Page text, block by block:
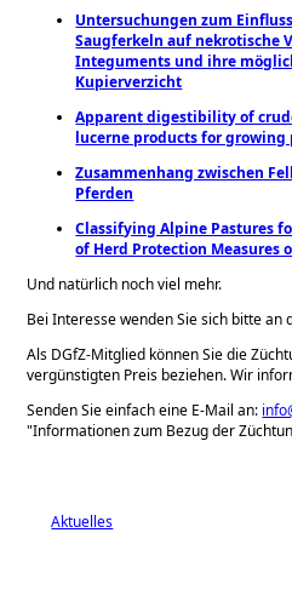
Untersuchungen zum
Saugferkeln auf nekrotische
Integuments und ihre
Kupierverzicht
Apparent digestibility of
lucerne products for growing
Zusammenhang zwischen
Pferden
Classifying Alpine Pastures
of Herd Protection Measures
Und natürlich noch viel mehr.
Bei Interesse wenden Sie sich bitte an
Als DGfZ-Mitglied können Sie die
vergünstigten Preis beziehen. Wir
Senden Sie einfach eine E-Mail an:
Informationen zum Bezug der
Aktuelles